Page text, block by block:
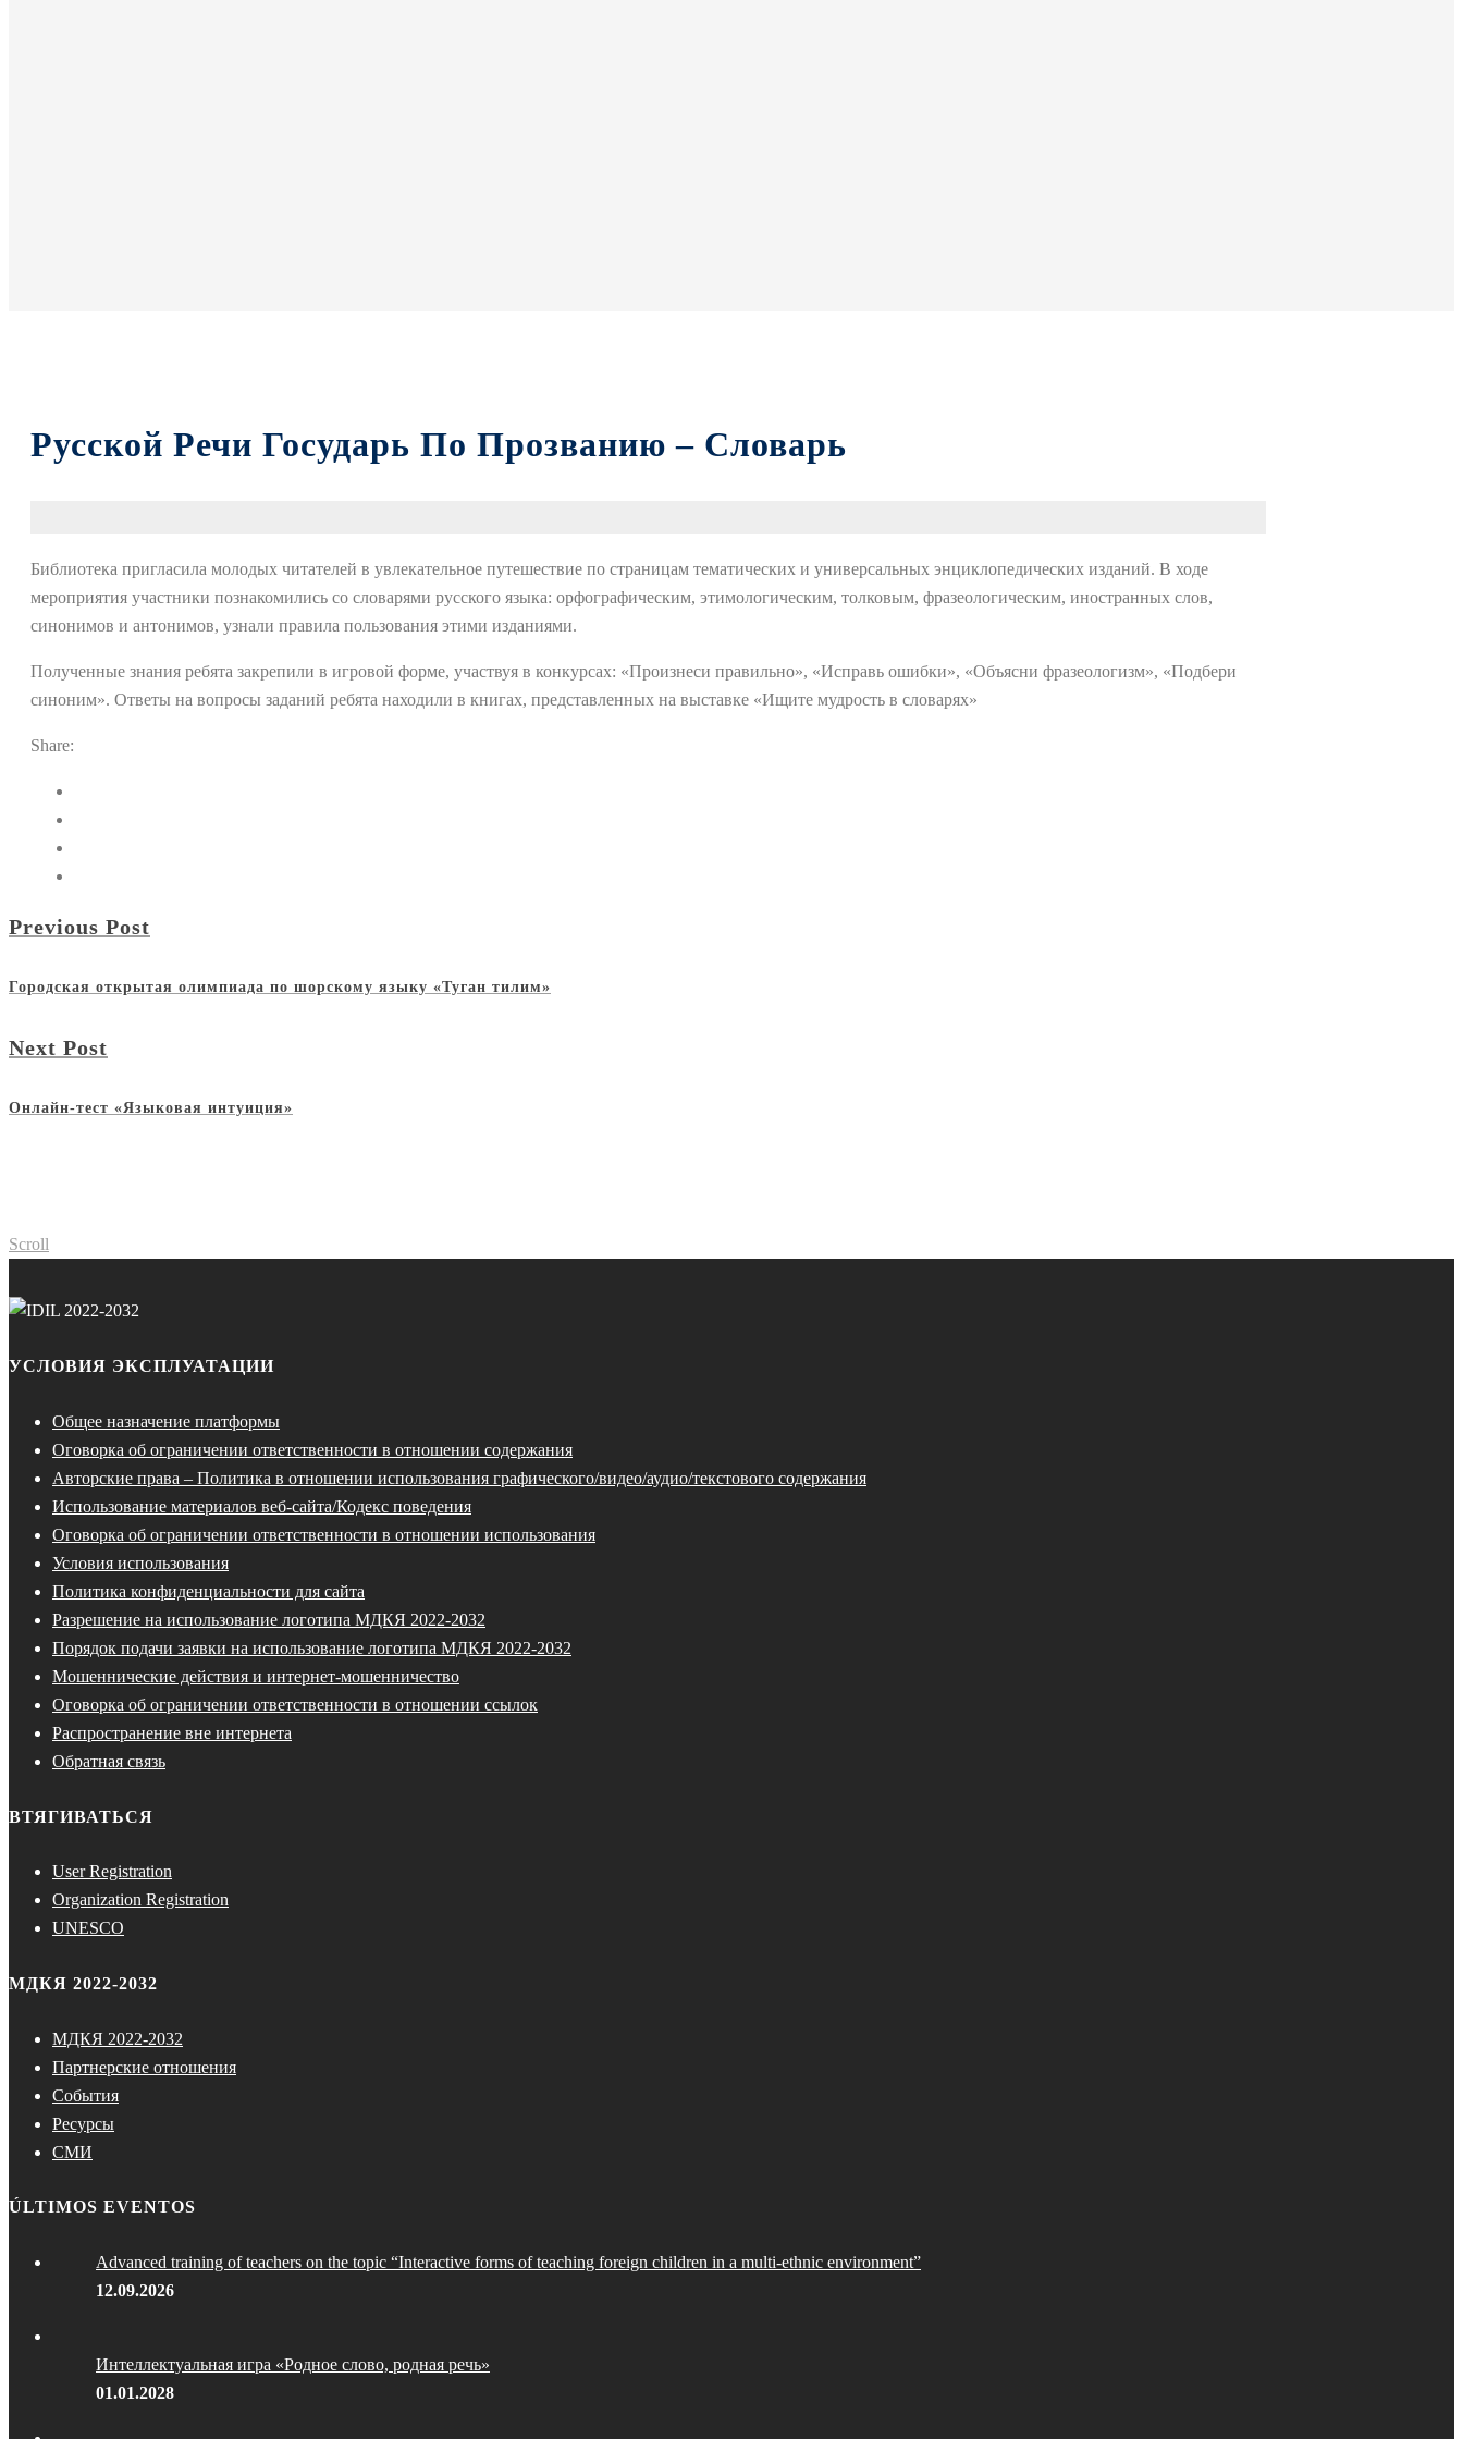
Русской Речи Государь По Прозванию – Словарь
Библиотека пригласила молодых читателей в увлекательное путешествие по страницам тематических и универсальных энциклопедических изданий. В ходе
мероприятия участники познакомились со словарями русского языка: орфографическим, этимологическим, толковым, фразеологическим, иностранных слов,
синонимов и антонимов, узнали правила пользования этими изданиями.
Полученные знания ребята закрепили в игровой форме, участвуя в конкурсах: «Произнеси правильно», «Исправь ошибки», «Объясни фразеологизм», «Подбери
синоним». Ответы на вопросы заданий ребята находили в книгах, представленных на выставке «Ищите мудрость в словарях»
Share:
Previous Post
Городская открытая олимпиада по шорскому языку «Туган тилим»
Next Post
Онлайн-тест «Языковая интуиция»
Scroll
УСЛОВИЯ ЭКСПЛУАТАЦИИ
Общее назначение платформы
Оговорка об ограничении ответственности в отношении содержания
Авторские права – Политика в отношении использования графического/видео/аудио/текстового содержания
Использование материалов веб-сайта/Кодекс поведения
Оговорка об ограничении ответственности в отношении использования
Условия использования
Политика конфиденциальности для сайта
Разрешение на использование логотипа МДКЯ 2022-2032
Порядок подачи заявки на использование логотипа МДКЯ 2022-2032
Мошеннические действия и интернет-мошенничество
Оговорка об ограничении ответственности в отношении ссылок
Распространение вне интернета
Обратная связь
ВТЯГИВАТЬСЯ
User Registration
Organization Registration
UNESCO
МДКЯ 2022-2032
МДКЯ 2022-2032
Партнерские отношения
События
Ресурсы
СМИ
ÚLTIMOS EVENTOS
Advanced training of teachers on the topic “Interactive forms of teaching foreign children in a multi-ethnic environment”
12.09.2026
Интеллектуальная игра «Родное слово, родная речь»
01.01.2028